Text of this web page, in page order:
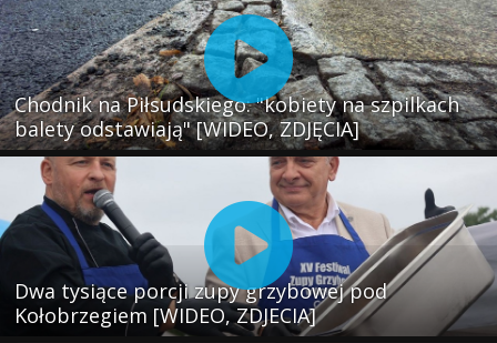
Chodnik na Piłsudskiego: "kobiety na szpilkach
balety odstawiają" [WIDEO, ZDJĘCIA]
Dwa tysiące porcji zupy grzybowej pod
Kołobrzegiem [WIDEO, ZDJECIA]